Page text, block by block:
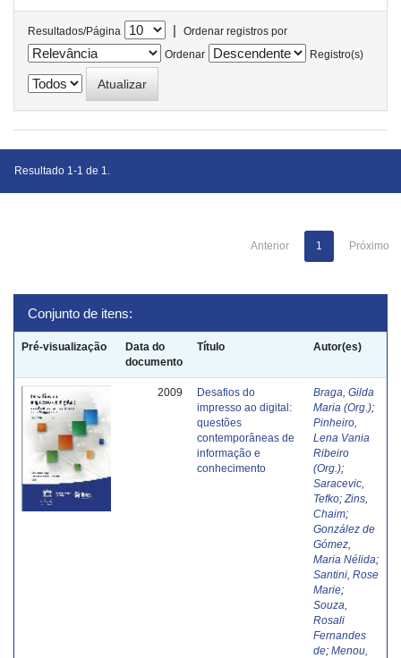
Resultados/Página |
Ordenar registros por
Ordenar
Registro(s)
Resultado 1-1 de 1.
Anterior 1 Próximo
Conjunto de itens:
Pré-visualização
Data do
documento
Título Autor(es)
2009
Desafios do
impresso ao digital:
questões
contemporâneas de
informação e
conhecimento
Braga, Gilda
Maria (Org.);
Pinheiro,
Lena Vania
Ribeiro
(Org.);
Saracevic,
Tefko; Zins,
Chaim;
González de
Gómez,
Maria Nélida;
Santini, Rose
Marie;
Souza,
Rosali
Fernandes
de; Menou,